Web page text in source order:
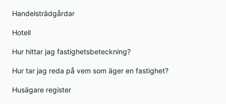
Handelsträdgårdar
Hotell
Hur hittar jag fastighetsbeteckning?
Hur tar jag reda på vem som äger en fastighet?
Husägare register